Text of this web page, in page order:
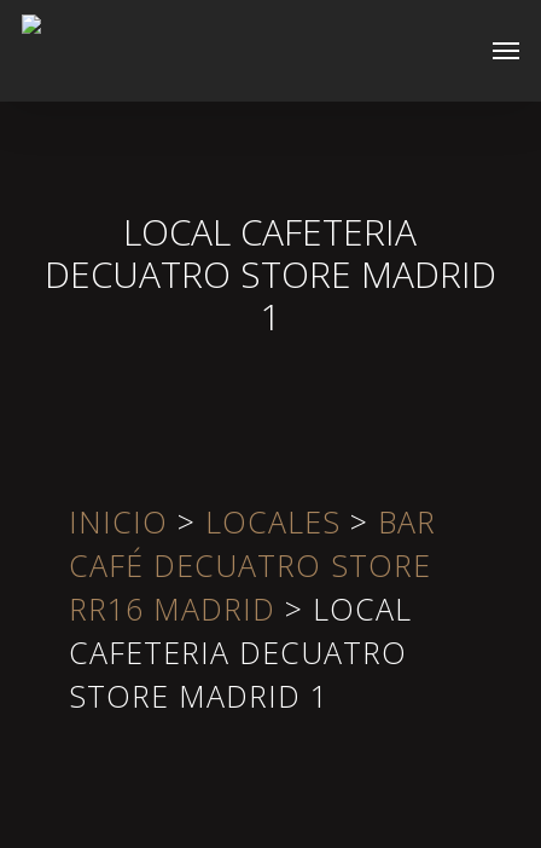
Skip
LOCAL CAFETERIA
DECUATRO STORE MADRID
1
INICIO > LOCALES > BAR
CAFÉ DECUATRO STORE
RR16 MADRID > LOCAL
CAFETERIA DECUATRO
STORE MADRID 1